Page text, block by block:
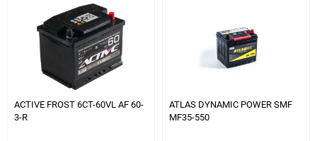
ACTIVE FROST 6СТ-60VL АF 60-
3-R
ATLAS DYNAMIC POWER SMF
MF35-550